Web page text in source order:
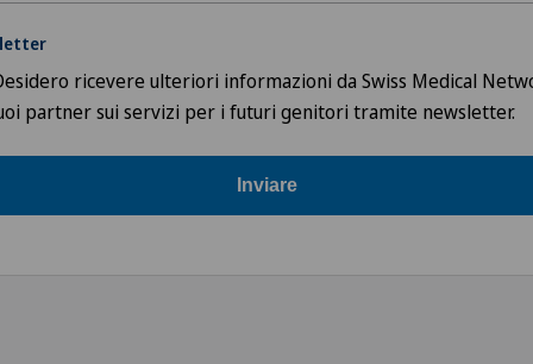
ricevere ulteriori informazioni da Swiss Medical
partner sui servizi per i futuri genitori tramite newsletter.
Inviare